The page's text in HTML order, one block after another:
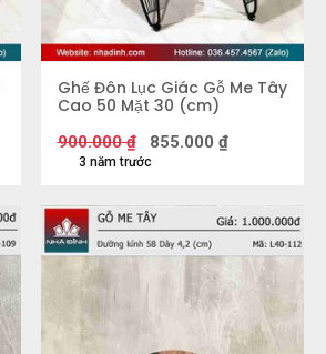
Ghế Đôn Lục Giác Gỗ Me Tây
Cao 50 Mặt 30 (cm)
3 năm trước
900.000₫ 855.000 ₫